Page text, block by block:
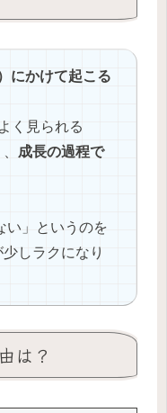
にかけて起こる
く見られる
成長の過程で
い」というのを
しラクになり
は？